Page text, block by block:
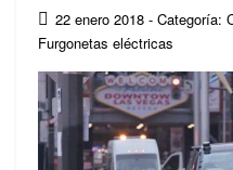
22 enero 2018 - Categoría:
Furgonetas eléctricas